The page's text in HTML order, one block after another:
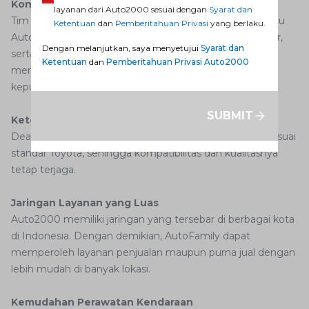
Konsultasi Profesional
Tim penjualan dan teknisi di dealer resmi siap membantu
AutoFamily memahami berbagai pilihan kendaraan, fitur,
serta kebutuhan perawatan. Dukungan profesional ini
memberikan rasa percaya diri dalam mengambil
keputusan.
Ketersediaan Aksesoris Toyota
Dealer resmi menyediakan aksesoris yang dirancang sesuai
standar Toyota, sehingga kompatibilitas dan kualitasnya
tetap terjaga.
Jaringan Layanan yang Luas
Auto2000 memiliki jaringan yang tersebar di berbagai kota
di Indonesia. Dengan demikian, AutoFamily dapat
memperoleh layanan penjualan maupun purna jual dengan
lebih mudah di banyak lokasi.
Kemudahan Perawatan Kendaraan
layanan dari Auto2000 sesuai dengan Syarat dan
Ketentuan dan Pemberitahuan Privasi yang berlaku.
Dengan melanjutkan, saya menyetujui Syarat dan
Ketentuan dan Pemberitahuan Privasi Auto2000
SUBMIT